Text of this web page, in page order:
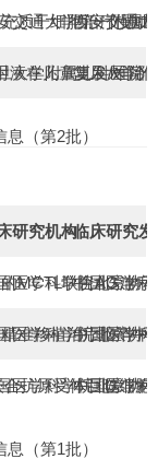
质干细胞治疗慢加
交通大学第一附属
西安交通
液在儿童复发/难治
大学附属儿科医院
复旦大学
（第2批）
研究机构临床研究
MCTL联合AG治
医学科学院北京协
中国医学
准移植治疗脑卒
医学科学院北京协
中国医学
抗原受体巨噬细
医学科学院北京协
中国医学
（第1批）